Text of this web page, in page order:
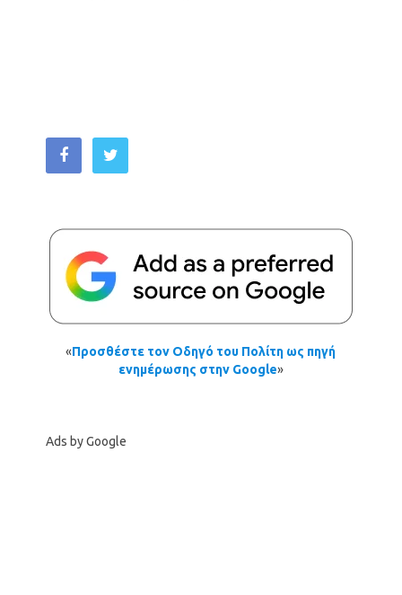
«Προσθέστε τον Οδηγό του Πολίτη ως πηγή
ενημέρωσης στην Google»
Ads by Google